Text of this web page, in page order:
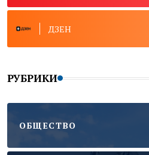
ДЗЕН
РУБРИКИ
ОБЩЕСТВО